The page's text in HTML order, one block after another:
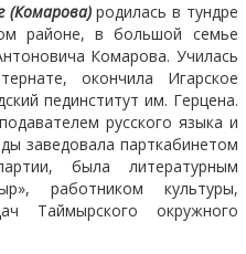
(Комарова)родилась в тундре
районе, в большой семье
Комарова. Училась
окончила Игарское
пединститут им. Герцена.
русского языка и
заведовала парткабинетом
была литературным
работником культуры,
Таймырского окружного